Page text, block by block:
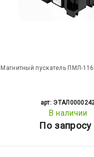
Магнитный пускатель ПМЛ-
арт:
В наличии
По запросу